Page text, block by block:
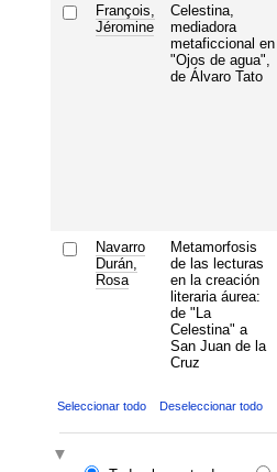
François,
Jéromine
Celestina,
mediadora
metaficcional en
"Ojos de agua",
de Álvaro Tato
Navarro
Durán,
Rosa
Metamorfosis
de las lecturas
en la creación
literaria áurea:
de "La
Celestina" a
San Juan de la
Cruz
Seleccionar todo Deseleccionar todo